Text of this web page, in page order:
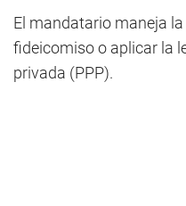
El mandatario maneja
fideicomiso o aplicar la
privada (PPP).